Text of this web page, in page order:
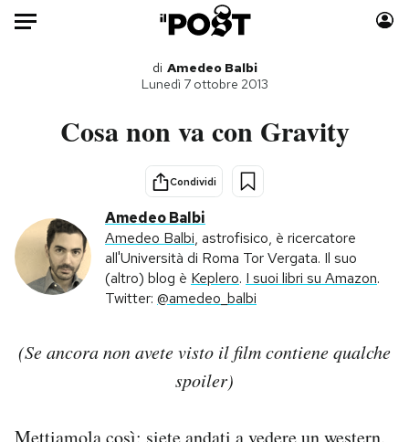
Auto
Tecnologia
Internet
Scienza
Sport
Libri
Storie/Idee
Ok Boomer!
Media
Mondiali calcio 2026
di Amedeo Balbi
Lunedì 7 ottobre 2013
Cosa non va con Gravity
Condividi
Amedeo Balbi
Amedeo Balbi, astrofisico, è ricercatore
all'Università di Roma Tor Vergata. Il suo
(altro) blog è Keplero. I suoi libri su Amazon.
Twitter: @amedeo_balbi
(Se ancora non avete visto il film contiene qualche
spoiler)
Mettiamola così: siete andati a vedere un western.